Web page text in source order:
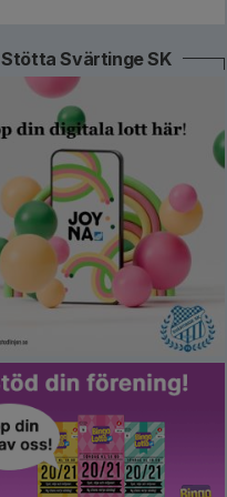
Stötta Svärtinge SK